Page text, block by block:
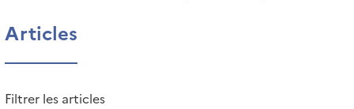
Articles
Filtrer les articles